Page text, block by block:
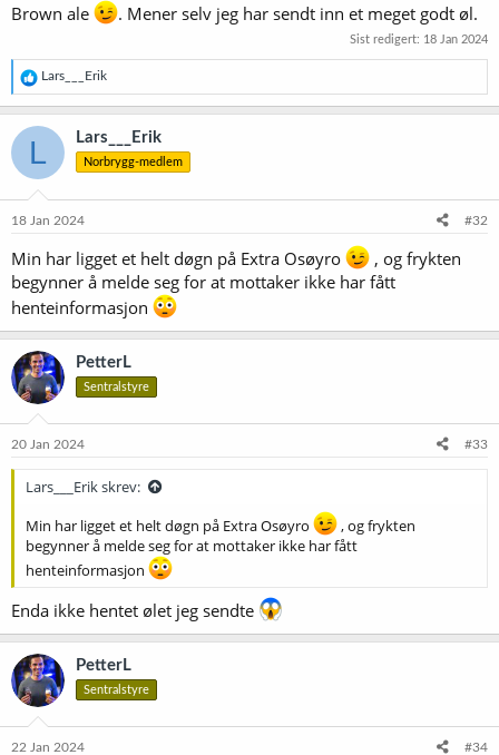
Brown ale
. Mener selv jeg har sendt inn et meget godt øl.
Sist redigert: 18 Jan 2024
R
e
a
k
j
o
e
Lars___Erik
L Lars___Erik
Norbrygg-medlem
18 Jan 2024 #32
Min har ligget et helt døgn på Extra Osøyro
, og frykten
begynner å melde seg for at mottaker ikke har fått
henteinformasjon
PetterL
Sentralstyre
20 Jan 2024 #33
Lars___Erik skrev:
Min har ligget et helt døgn på Extra Osøyro
, og frykten
begynner å melde seg for at mottaker ikke har fått
henteinformasjon
Enda ikke hentet ølet jeg sendte
PetterL
Sentralstyre
22 Jan 2024 #34